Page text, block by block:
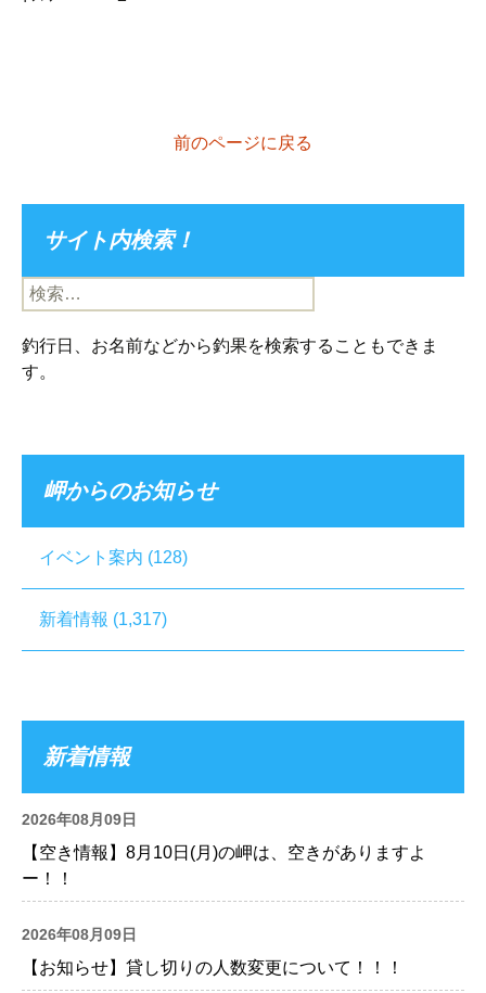
前のページに戻る
サイト内検索！
検
索:
釣行日、お名前などから釣果を検索することもできま
す。
岬からのお知らせ
イベント案内 (128)
新着情報 (1,317)
新着情報
2026年08月09日
【空き情報】8月10日(月)の岬は、空きがありますよ
ー！！
2026年08月09日
【お知らせ】貸し切りの人数変更について！！！